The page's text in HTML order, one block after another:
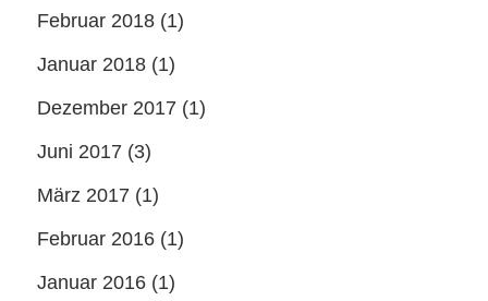
Februar 2018 (1)
Januar 2018 (1)
Dezember 2017 (1)
Juni 2017 (3)
März 2017 (1)
Februar 2016 (1)
Januar 2016 (1)